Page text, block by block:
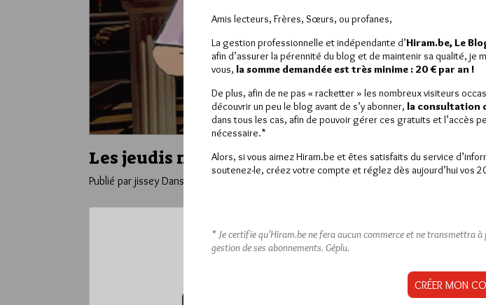
Les jeudis maçonniques parfois un peu
Publié par jissey Dans
Ce contenu est réservé aux abonnés.
Pour accéder à cet article, vous pouvez choisir de
Amis lecteurs, Frères, Sœurs, ou profanes,
La gestion professionnelle et indépendante d’Hiram.be, Le
afin d’assurer la pérennité du blog et de maintenir sa qualité, je
vous, la somme demandée est très minime : 20 € par an !
De plus, afin de ne pas « racketter » les nombreux visiteurs
découvrir un peu le blog avant de s’y abonner, la consultation
dans tous les cas, afin de pouvoir gérer ces gratuits et l’accès
nécessaire.*
Alors, si vous aimez Hiram.be et êtes satisfaits du service
soutenez-le, créez votre compte et réglez dès aujourd’hui vos
* Je certifie qu’Hiram.be ne fera aucun commerce et ne transmettra
gestion de ses abonnements. Géplu.
CRÉER MON